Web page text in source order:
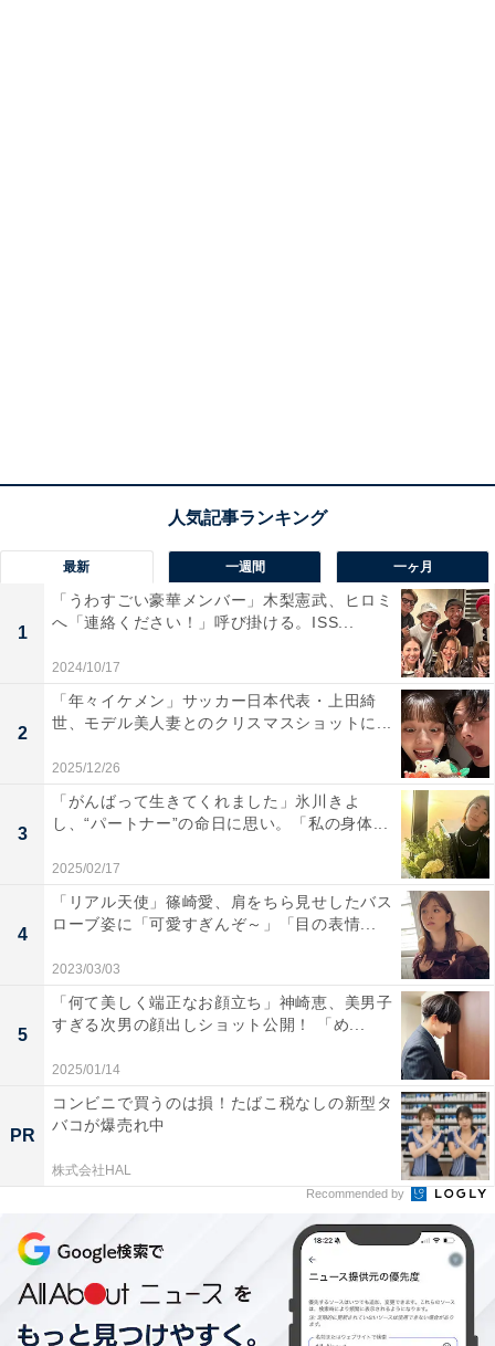
最新 一週間 一ヶ月
1
「うわすごい豪華メンバー」木梨憲武、ヒロミ
へ「連絡ください！」呼び掛ける。ISS...
2024/10/17
2
「年々イケメン」サッカー日本代表・上田綺
世、モデル美人妻とのクリスマスショットに...
2025/12/26
3
「がんばって生きてくれました」氷川きよ
し、“パートナー”の命日に思い。「私の身体...
2025/02/17
4
「リアル天使」篠崎愛、肩をちら見せしたバス
ローブ姿に「可愛すぎんぞ～」「目の表情...
2023/03/03
5
「何て美しく端正なお顔立ち」神崎恵、美男子
すぎる次男の顔出しショット公開！ 「め...
2025/01/14
PR
コンビニで買うのは損！たばこ税なしの新型タ
バコが爆売れ中
株式会社HAL
Recommended by